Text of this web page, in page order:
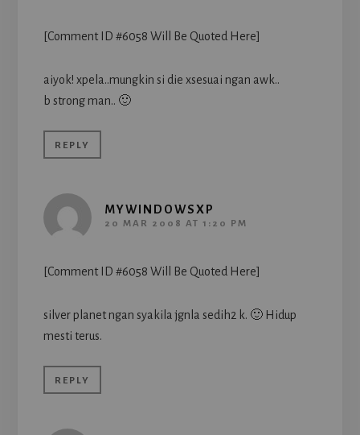
[Comment ID #6058 Will Be Quoted Here]
aiyok! xpela..mungkin si die xsesuai ngan awk..
b strong man.. 🙂
REPLY
MYWINDOWSXP
20 MAR 2008 AT 1:20 PM
[Comment ID #6058 Will Be Quoted Here]
silver planet ngan syakila jgnla sedih2 k. 🙂 Hidup
mesti terus.
REPLY